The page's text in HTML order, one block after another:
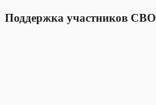
Поддержка участников СВО